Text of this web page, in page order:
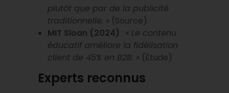
plutôt que par de la publicité
traditionnelle. » (Source)
MIT Sloan (2024) : « Le contenu
éducatif améliore la fidélisation
client de 45% en B2B. » (Étude)
Experts reconnus